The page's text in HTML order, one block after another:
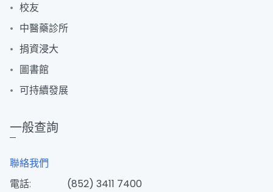
校友
中醫藥診所
捐資浸大
圖書館
可持續發展
一般查詢
聯絡我們
電話:
(852) 3411 7400